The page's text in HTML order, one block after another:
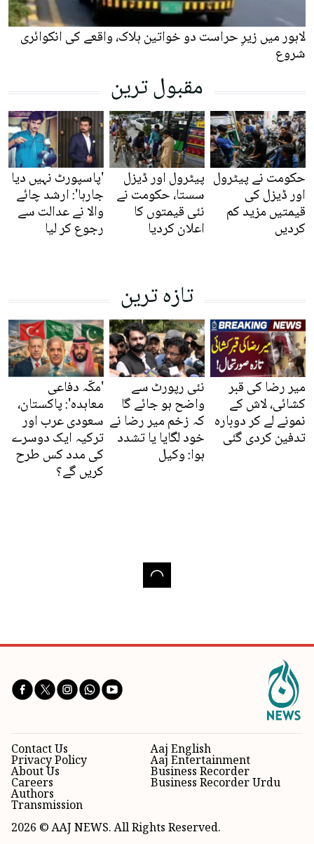
لاہور میں زیرِ حراست دو خواتین ہلاک، واقعے کی انکوائری
شروع
مقبول ترین
حکومت نے پیٹرول
اور ڈیزل کی
قیمتیں مزید کم
کردیں
پیٹرول اور ڈیزل
سستا، حکومت نے
نئی قیمتوں کا
اعلان کردیا
'پاسپورٹ نہیں دیا
جارہا': ارشد چائے
والا نے عدالت سے
رجوع کر لیا
تازہ ترین
میر رضا کی قبر
کشائی، لاش کے
نمونے لے کر دوبارہ
تدفین کردی گئی
نئی رپورٹ سے
واضح ہو جائے گا
کہ زخم میر رضا نے
خود لگایا یا تشدد
ہوا: وکیل
'مکّہ دفاعی
معاہدہ': پاکستان،
سعودی عرب اور
ترکیہ ایک دوسرے
کی مدد کس طرح
کریں گے؟
Aaj English
Aaj Entertainment
Business Recorder
Business Recorder Urdu
Contact Us
Privacy Policy
About Us
Careers
Authors
Transmission
2026 © AAJ NEWS. All Rights Reserved.